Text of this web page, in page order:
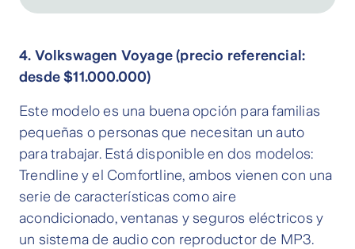
4. Volkswagen Voyage (precio referencial:
desde $11.000.000)
Este modelo es una buena opción para familias
pequeñas o personas que necesitan un auto
para trabajar. Está disponible en dos modelos:
Trendline y el Comfortline, ambos vienen con una
serie de características como aire
acondicionado, ventanas y seguros eléctricos y
un sistema de audio con reproductor de MP3.